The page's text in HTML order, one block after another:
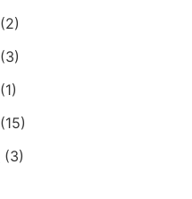
(2)
(3)
(1)
(15)
(3)